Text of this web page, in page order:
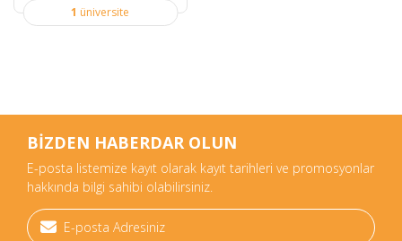
1 üniversite
BİZDEN HABERDAR OLUN
E-posta listemize kayıt olarak kayıt tarihleri ve promosyonlar
hakkında bilgi sahibi olabilirsiniz.